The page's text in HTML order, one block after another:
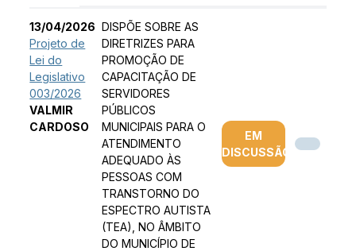
13/04/2026
Projeto de
Lei do
Legislativo
003/2026
VALMIR
CARDOSO
DISPÕE SOBRE AS
DIRETRIZES PARA
PROMOÇÃO DE
CAPACITAÇÃO DE
SERVIDORES
PÚBLICOS
MUNICIPAIS PARA O
ATENDIMENTO
ADEQUADO ÀS
PESSOAS COM
TRANSTORNO DO
ESPECTRO AUTISTA
(TEA), NO ÂMBITO
DO MUNICÍPIO DE
EM
DISCUSSÃO